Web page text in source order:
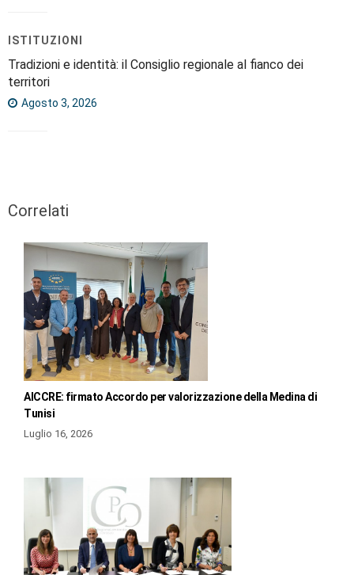
ISTITUZIONI
Tradizioni e identità: il Consiglio regionale al fianco dei
territori
Agosto 3, 2026
Correlati
AICCRE: firmato Accordo per valorizzazione della Medina di
Tunisi
Luglio 16, 2026